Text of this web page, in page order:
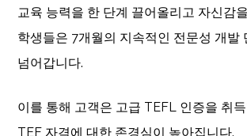
교육 능력을 한 단계 끌어올리고 자신감
학생들은 7개월의 지속적인 전문성 개발
넘어갑니다.
이를 통해 고객은 고급 TEFL 인증을 취
TEF 자격에 대한 존경심이 높아집니다.